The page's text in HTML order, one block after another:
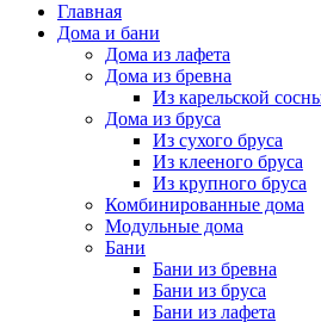
Главная
Дома и бани
Дома из лафета
Дома из бревна
Из карельской
Дома из бруса
Из сухого бруса
Из клееного бруса
Из крупного бруса
Комбинированные дома
Модульные дома
Бани
Бани из бревна
Бани из бруса
Бани из лафета